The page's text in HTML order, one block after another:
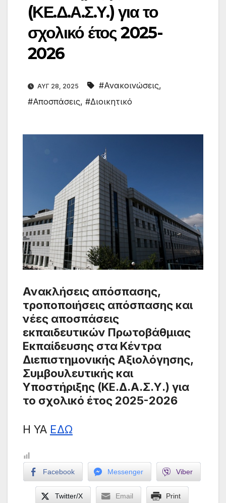
(ΚΕ.Δ.Α.Σ.Υ.) για το
σχολικό έτος 2025-
2026
ΑΥΓ 28, 2025 #Ανακοινώσεις,
#Αποσπάσεις, #Διοικητικό
Ανακλήσεις απόσπασης,
τροποποιήσεις απόσπασης και
νέες αποσπάσεις
εκπαιδευτικών Πρωτοβάθμιας
Εκπαίδευσης στα Κέντρα
Διεπιστημονικής Αξιολόγησης,
Συμβουλευτικής και
Υποστήριξης (ΚΕ.Δ.Α.Σ.Υ.) για
το σχολικό έτος 2025-2026
Η ΥΑ ΕΔΩ
Facebook Messenger Viber
Twitter/X Email Print